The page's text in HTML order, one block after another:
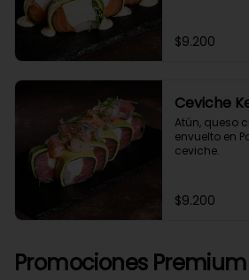
$9.200
Ceviche
Atún, queso
envuelto en
ceviche.
$9.200
Promociones Premium